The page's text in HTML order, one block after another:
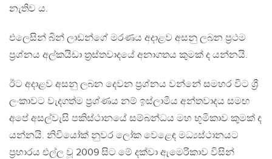
නැතිව ය.
එලෙසින් බින් ලාඩන්ගේ මරණය අදාළව අසනු ලබන ප්‍රථම
ප්‍රශ්නය අල්කයිඩා ත්‍රස්තවාදයේ අනාගතය කුමක් ද යන්නයි.
ඊට අදාළව අසනු ලබන දෙවන ප්‍රශ්නය වන්නේ සමහර විට ශ්‍රී
ලංකාවට වැදගත්ම ප්‍රශ්ණය නම් ඉස්ලාමීය අන්තවාදය සමඟ
අපේ අසල්වැසි පකිස්ථානයේ සම්බන්ධය මහ භූමිකාව කුමක් ද
යන්නයි. නිවියෝක් නුවර ලෝක වෙළෙඳ මධ්‍යස්ථානයට
ප්‍රහාරය එල්ල වූ 2009 සිට මේ දක්වා ඇමෙරිකාව විසින්